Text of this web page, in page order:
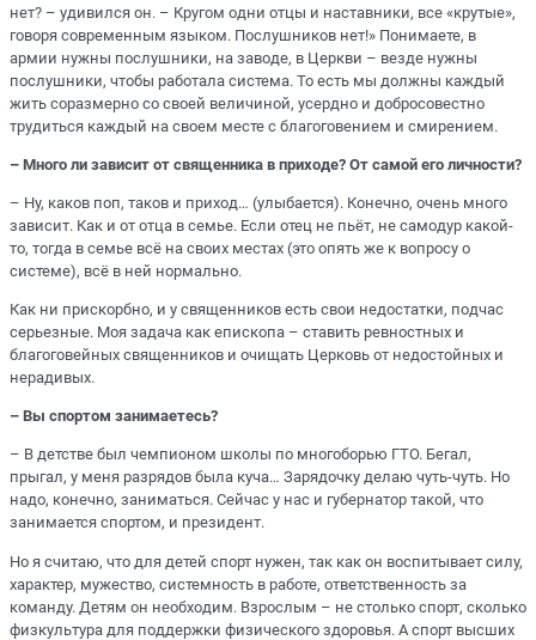
нет? – удивился он. – Кругом одни отцы и наставники, все «крутые»,
говоря современным языком. Послушников нет!» Понимаете, в
армии нужны послушники, на заводе, в Церкви – везде нужны
послушники, чтобы работала система. То есть мы должны каждый
жить соразмерно со своей величиной, усердно и добросовестно
трудиться каждый на своем месте с благоговением и смирением.
– Много ли зависит от священника в приходе? От самой его личности?
– Ну, каков поп, таков и приход… (улыбается). Конечно, очень много
зависит. Как и от отца в семье. Если отец не пьёт, не самодур какой-
то, тогда в семье всё на своих местах (это опять же к вопросу о
системе), всё в ней нормально.
Как ни прискорбно, и у священников есть свои недостатки, подчас
серьезные. Моя задача как епископа – ставить ревностных и
благоговейных священников и очищать Церковь от недостойных и
нерадивых.
– Вы спортом занимаетесь?
– В детстве был чемпионом школы по многоборью ГТО. Бегал,
прыгал, у меня разрядов была куча… Зарядочку делаю чуть-чуть. Но
надо, конечно, заниматься. Сейчас у нас и губернатор такой, что
занимается спортом, и президент.
Но я считаю, что для детей спорт нужен, так как он воспитывает силу,
характер, мужество, системность в работе, ответственность за
команду. Детям он необходим. Взрослым – не столько спорт, сколько
физкультура для поддержки физического здоровья. А спорт высших